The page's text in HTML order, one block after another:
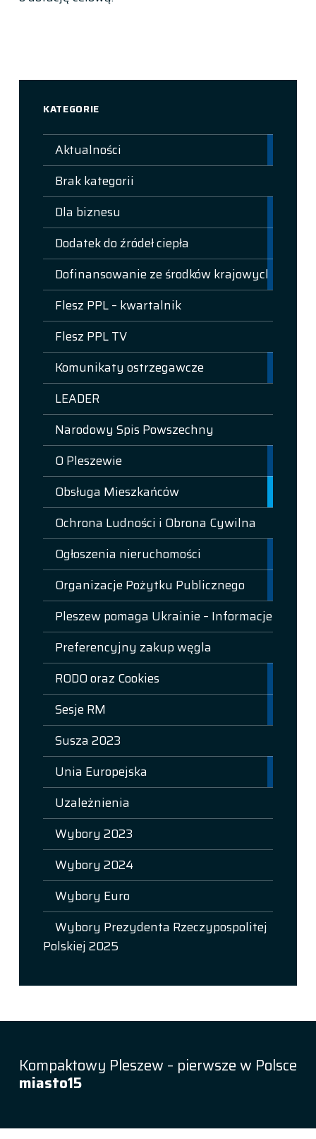
Skip back to main navigation
KATEGORIE
Aktualności
Brak kategorii
Dla biznesu
Dodatek do źródeł ciepła
Dofinansowanie ze środków krajowych
Flesz PPL – kwartalnik
Flesz PPL TV
Komunikaty ostrzegawcze
LEADER
Narodowy Spis Powszechny
O Pleszewie
Obsługa Mieszkańców
Ochrona Ludności i Obrona Cywilna
Ogłoszenia nieruchomości
Organizacje Pożytku Publicznego
Pleszew pomaga Ukrainie – Informacje
Preferencyjny zakup węgla
RODO oraz Cookies
Sesje RM
Susza 2023
Unia Europejska
Uzależnienia
Wybory 2023
Wybory 2024
Wybory Euro
Wybory Prezydenta Rzeczypospolitej
Polskiej 2025
Kompaktowy Pleszew – pierwsze w Polsce
miasto15